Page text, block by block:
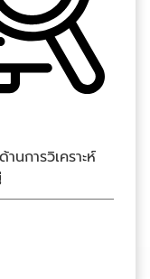
การวิเคราะห์